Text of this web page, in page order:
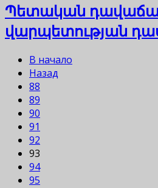
Պետական
վարպետության
В начало
Назад
88
89
90
91
92
93
94
95